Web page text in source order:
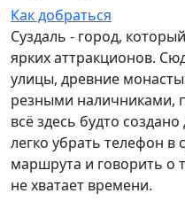
Как добраться
Суздаль - город,
ярких аттракционов.
улицы, древние
резными наличниками,
всё здесь будто
легко убрать телефон в
маршрута и говорить о
не хватает времени.